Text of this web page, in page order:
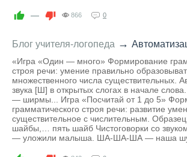
— 866 0
Блог учителя-логопеда →
«Игра «Один — много» Формирование
строя речи: умение правильно
множественного числа существительных.
звука [Ш] в открытых слогах в начале
— ширмы... Игра «Посчитай от 1 до 5»
грамматического строя речи: развитие
существительное с числительным.
шайбы,… пять шайб Чистоговорки со
— уложили малыша. ША-ША-ША — наша